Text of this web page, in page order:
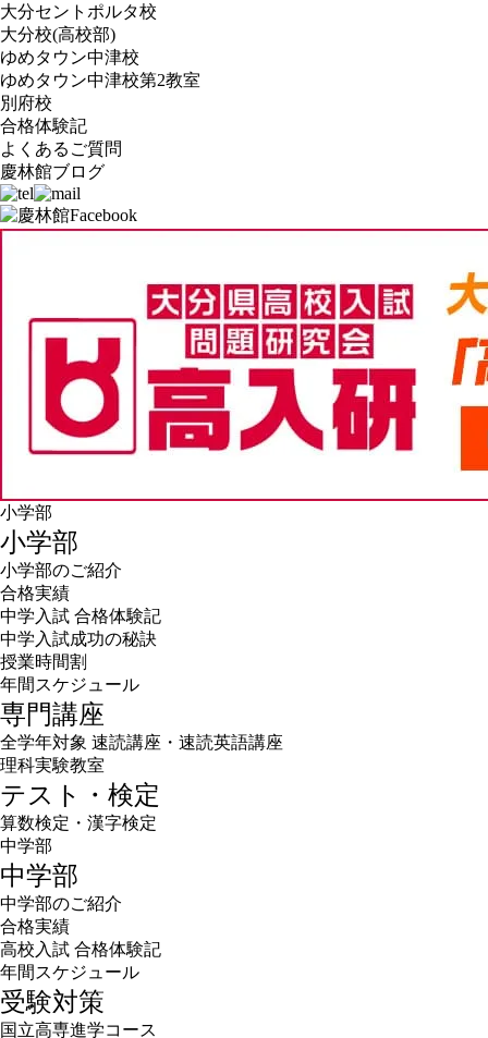
大分セントポルタ校
大分校(高校部)
ゆめタウン中津校
ゆめタウン中津校第2教室
別府校
合格体験記
よくあるご質問
慶林館ブログ
小学部
小学部
小学部のご紹介
合格実績
中学入試 合格体験記
中学入試成功の秘訣
授業時間割
年間スケジュール
専門講座
全学年対象 速読講座・速読英語講座
理科実験教室
テスト・検定
算数検定・漢字検定
中学部
中学部
中学部のご紹介
合格実績
高校入試 合格体験記
年間スケジュール
受験対策
国立高専進学コース